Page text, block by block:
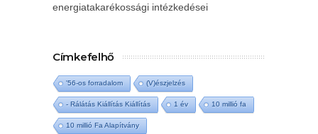
energiatakarékossági intézkedései
Címkefelhő
'56-os forradalom (V)észjelzés
- Rálátás Kiállítás Kiállítás 1 év 10 millió fa
10 millió Fa Alapítvány